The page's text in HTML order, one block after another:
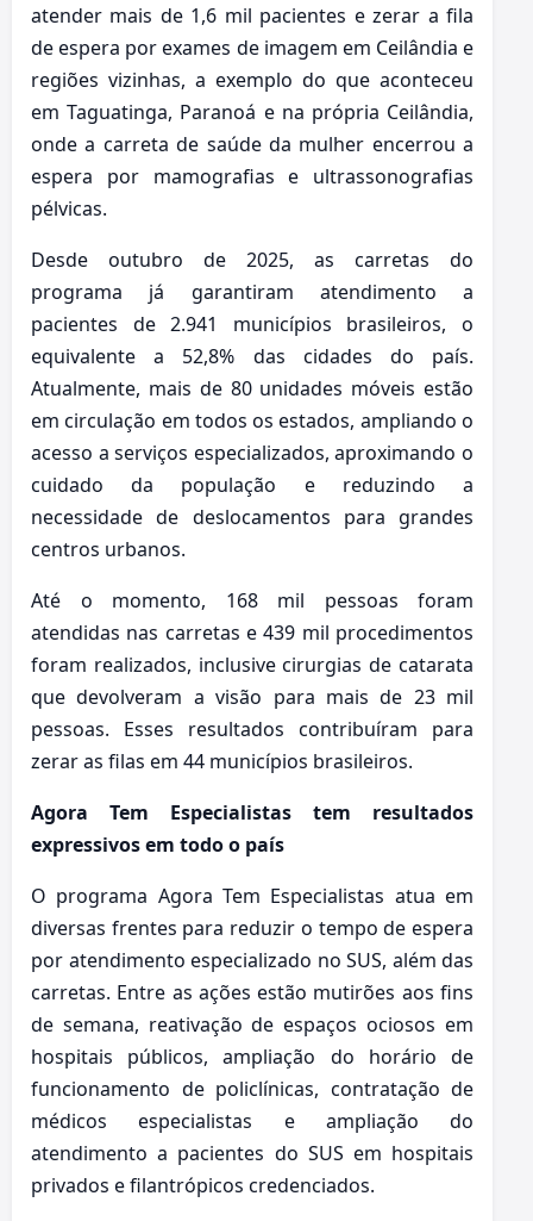
atender mais de 1,6 mil pacientes e zerar a fila
de espera por exames de imagem em Ceilândia e
regiões vizinhas, a exemplo do que aconteceu
em Taguatinga, Paranoá e na própria Ceilândia,
onde a carreta de saúde da mulher encerrou a
espera por mamografias e ultrassonografias
pélvicas.
Desde outubro de 2025, as carretas do
programa já garantiram atendimento a
pacientes de 2.941 municípios brasileiros, o
equivalente a 52,8% das cidades do país.
Atualmente, mais de 80 unidades móveis estão
em circulação em todos os estados, ampliando o
acesso a serviços especializados, aproximando o
cuidado da população e reduzindo a
necessidade de deslocamentos para grandes
centros urbanos.
Até o momento, 168 mil pessoas foram
atendidas nas carretas e 439 mil procedimentos
foram realizados, inclusive cirurgias de catarata
que devolveram a visão para mais de 23 mil
pessoas. Esses resultados contribuíram para
zerar as filas em 44 municípios brasileiros.
Agora Tem Especialistas tem resultados
expressivos em todo o país
O programa Agora Tem Especialistas atua em
diversas frentes para reduzir o tempo de espera
por atendimento especializado no SUS, além das
carretas. Entre as ações estão mutirões aos fins
de semana, reativação de espaços ociosos em
hospitais públicos, ampliação do horário de
funcionamento de policlínicas, contratação de
médicos especialistas e ampliação do
atendimento a pacientes do SUS em hospitais
privados e filantrópicos credenciados.